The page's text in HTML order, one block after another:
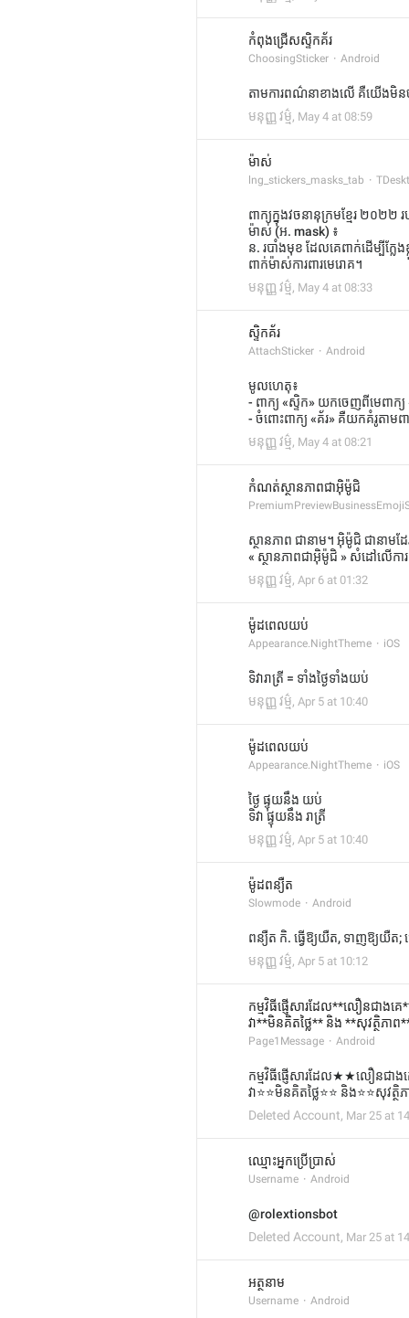
កំពុងជ្រើសស្ទិកគ័រ
ChoosingSticker Android
តាមការពណ៌នាខាងលើ គឺយើងមិនច
មនុញ្ញ វម្ម៌, May 4 at 08:59
ម៉ាស់
lng_stickers_masks_tab
ពាក្យក្នុងវចនានុក្រមខ្មែរ ២០២
ម៉ាស់ (អ. mask) ៖
ន. របាំងមុខ ដែលគេពាក់ដើម្បីក្លែ
ពាក់ម៉ាស់ការពារមេរោគ។
មនុញ្ញ វម្ម៌, May 4 at 08:33
ស្ទិកគ័រ
AttachSticker Android
មូលហេតុ៖
- ពាក្យ «ស្ទិក» យកចេញពីមេពា
- ចំពោះពាក្យ «គ័រ» គឺយកគំរូតា
មនុញ្ញ វម្ម៌, May 4 at 08:21
កំណត់ស្ថានភាពជាអុិម៉ូជិ
ស្ថានភាព ជានាម។ អុិម៉ូជិ ជានាមដ
« ស្ថានភាពជាអុិម៉ូជិ » សំដៅលើការ
មនុញ្ញ វម្ម៌, Apr 6 at 01:32
ម៉ូដពេលយប់
Appearance.NightTheme iOS
ទិវារាត្រី = ទាំងថ្ងៃទាំងយប់
មនុញ្ញ វម្ម៌, Apr 5 at 10:40
ម៉ូដពេលយប់
Appearance.NightTheme iOS
ថ្ងៃ ផ្ទុយនឹង យប់
ទិវា ផ្ទុយនឹង រាត្រី
មនុញ្ញ វម្ម៌, Apr 5 at 10:40
ម៉ូដពន្យឺត
Slowmode Android
ពន្យឺត កិ. ធ្វើឱ្យយឺត, ទាញឱ្យយឺត;
មនុញ្ញ វម្ម៌, Apr 5 at 10:12
កម្មវិធីផ្ញើសារដែល**លឿនជាង
វា**មិនគិតថ្លៃ** និង **សុវត្ថិភាព
Page1Message Android
កម្មវិធីផ្ញើសារដែល★★លឿនជា
វា⭐⭐មិនគិតថ្លៃ⭐⭐ និង⭐⭐សុវ
Deleted Account, Mar 25 at
ឈ្មោះ​អ្នកប្រើប្រាស់
Username Android
@rolextionsbot
Deleted Account, Mar 25 at
អត្ថនាម
Username Android